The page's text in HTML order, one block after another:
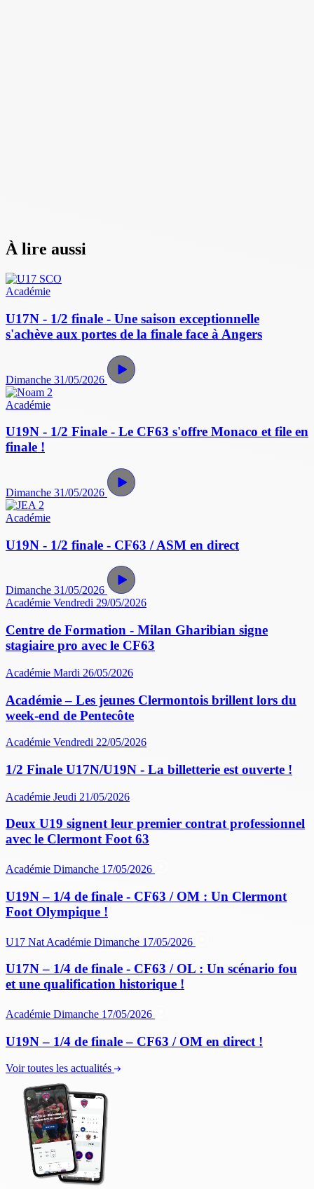
À lire aussi
Académie
U17N - 1/2 finale - Une saison exceptionnelle
s'achève aux portes de la finale face à Angers
Dimanche 31/05/2026
Académie
U19N - 1/2 Finale - Le CF63 s'offre Monaco et file en
finale !
Dimanche 31/05/2026
Académie
U19N - 1/2 finale - CF63 / ASM en direct
Dimanche 31/05/2026
Académie Vendredi 29/05/2026
Centre de Formation - Milan Gharibian signe
stagiaire pro avec le CF63
Académie Mardi 26/05/2026
Académie – Les jeunes Clermontois brillent lors du
week-end de Pentecôte
Académie Vendredi 22/05/2026
1/2 Finale U17N/U19N - La billetterie est ouverte !
Académie Jeudi 21/05/2026
Deux U19 signent leur premier contrat professionnel
avec le Clermont Foot 63
Académie Dimanche 17/05/2026
U19N – 1/4 de finale - CF63 / OM : Un Clermont
Foot Olympique !
U17 Nat Académie Dimanche 17/05/2026
U17N – 1/4 de finale - CF63 / OL : Un scénario fou
et une qualification historique !
Académie Dimanche 17/05/2026
U19N – 1/4 de finale – CF63 / OM en direct !
Voir toutes les actualités